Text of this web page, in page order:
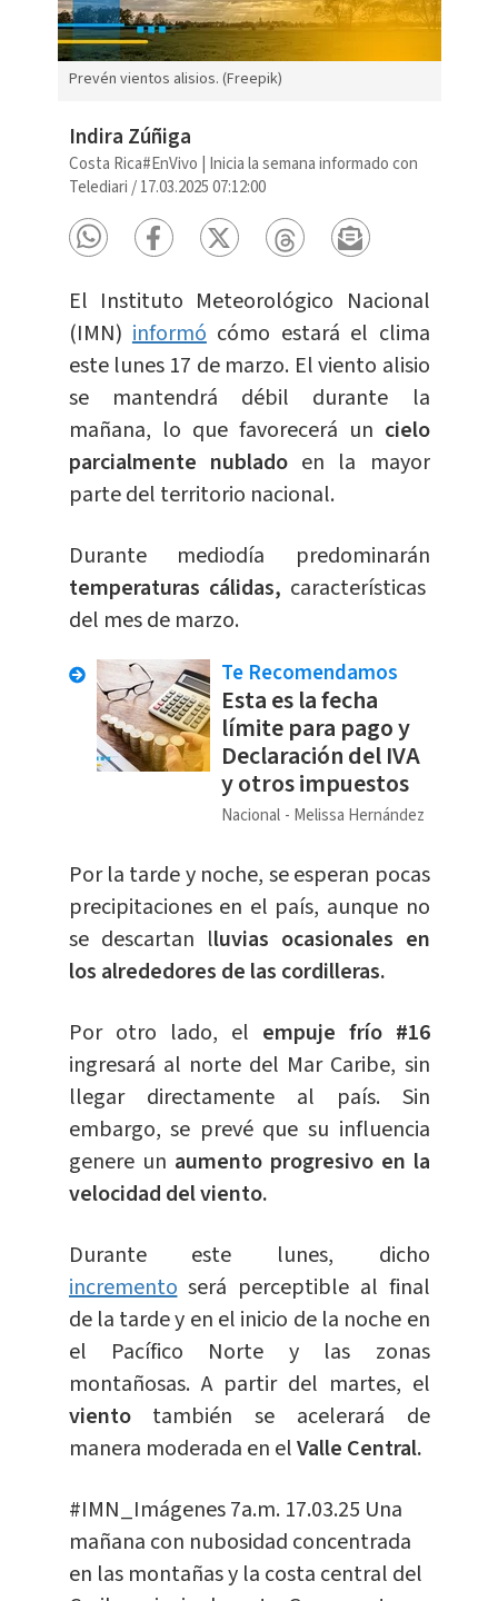
Prevén vientos alisios. (Freepik)
Indira Zúñiga
Costa Rica#EnVivo | Inicia la semana informado con
Telediari /17.03.2025 07:12:00
El Instituto Meteorológico Nacional
(IMN) informócómo estará el clima
este lunes 17 de marzo. El viento alisio
se mantendrá débil durante la
mañana, lo que favorecerá un cielo
parcialmente nublado en la mayor
parte del territorio nacional.
Durante mediodía predominarán
temperaturas cálidas, características
del mes de marzo.
Te Recomendamos
Esta es la fecha
límite para pago y
Declaración del IVA
y otros impuestos
Nacional Melissa Hernández
Por la tarde y noche, se esperan pocas
precipitaciones en el país, aunque no
se descartan lluvias ocasionales en
los alrededores de las cordilleras.
Por otro lado, el empuje frío #16
ingresará al norte del Mar Caribe, sin
llegar directamente al país. Sin
embargo, se prevé que su influencia
genere un aumento progresivo en la
velocidad del viento.
Durante este lunes, dicho
incremento será perceptible al final
de la tarde y en el inicio de la noche en
el Pacífico Norte y las zonas
montañosas. A partir del martes, el
viento también se acelerará de
manera moderada en elValle Central.
#IMN_Imágenes7a.m. 17.03.25 Una
mañana con nubosidad concentrada
en las montañas y la costa central del